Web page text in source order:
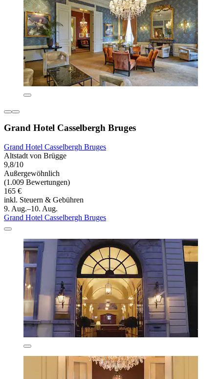
Grand Hotel Casselbergh Bruges
Grand Hotel Casselbergh Bruges
Altstadt von Brügge
9,8/10
Außergewöhnlich
(1.009 Bewertungen)
165 €
inkl. Steuern & Gebühren
9. Aug.–10. Aug.
Grand Hotel Casselbergh Bruges